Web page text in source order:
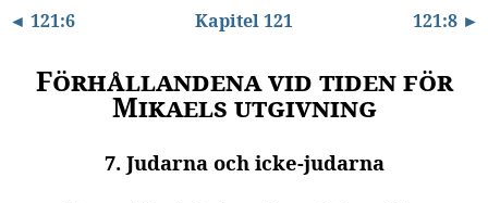
◄ 121:6 Kapitel 121 121:8 ►
Förhållandena vid tiden för
Mikaels utgivning
7. Judarna och icke-judarna